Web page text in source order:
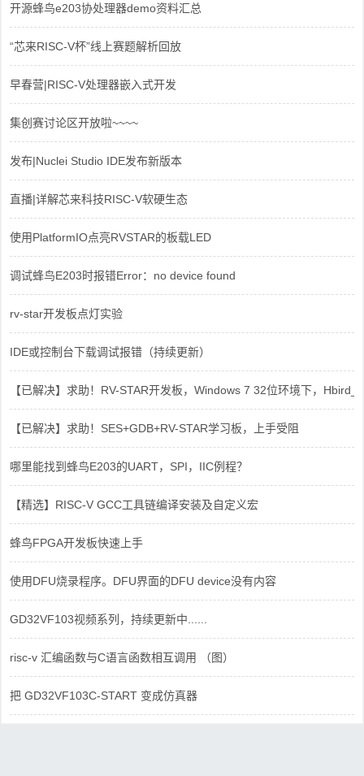
开源蜂鸟e203协处理器demo资料汇总
“芯来RISC-V杯”线上赛题解析回放
早春营|RISC-V处理器嵌入式开发
集创赛讨论区开放啦~~~~
发布|Nuclei Studio IDE发布新版本
直播|详解芯来科技RISC-V软硬生态
使用PlatformIO点亮RVSTAR的板载LED
调试蜂鸟E203时报错Error：no device found
rv-star开发板点灯实验
IDE或控制台下载调试报错（持续更新）
【已解决】求助！RV-STAR开发板，Windows 7 32位环境下，
【已解决】求助！SES+GDB+RV-STAR学习板，上手受阻
哪里能找到蜂鸟E203的UART，SPI，IIC例程？
【精选】RISC-V GCC工具链编译安装及自定义宏
蜂鸟FPGA开发板快速上手
使用DFU烧录程序。DFU界面的DFU device没有内容
GD32VF103视频系列，持续更新中......
risc-v 汇编函数与C语言函数相互调用 （图）
把 GD32VF103C-START 变成仿真器